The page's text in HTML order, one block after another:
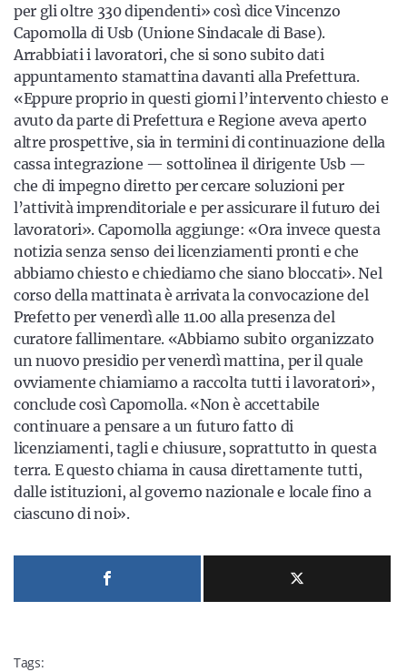
per gli oltre 330 dipendenti» così dice Vincenzo
Capomolla di Usb (Unione Sindacale di Base).
Arrabbiati i lavoratori, che si sono subito dati
appuntamento stamattina davanti alla Prefettura.
«Eppure proprio in questi giorni l’intervento chiesto e
avuto da parte di Prefettura e Regione aveva aperto
altre prospettive, sia in termini di continuazione della
cassa integrazione — sottolinea il dirigente Usb —
che di impegno diretto per cercare soluzioni per
l’attività imprenditoriale e per assicurare il futuro dei
lavoratori». Capomolla aggiunge: «Ora invece questa
notizia senza senso dei licenziamenti pronti e che
abbiamo chiesto e chiediamo che siano bloccati». Nel
corso della mattinata è arrivata la convocazione del
Prefetto per venerdì alle 11.00 alla presenza del
curatore fallimentare. «Abbiamo subito organizzato
un nuovo presidio per venerdì mattina, per il quale
ovviamente chiamiamo a raccolta tutti i lavoratori»,
conclude così Capomolla. «Non è accettabile
continuare a pensare a un futuro fatto di
licenziamenti, tagli e chiusure, soprattutto in questa
terra. E questo chiama in causa direttamente tutti,
dalle istituzioni, al governo nazionale e locale fino a
ciascuno di noi».
Tags: